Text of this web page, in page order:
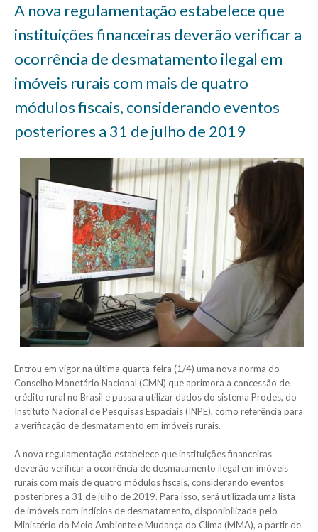
A nova regulamentação estabelece que
instituições financeiras deverão verificar a
ocorrência de desmatamento ilegal em
imóveis rurais com mais de quatro
módulos fiscais, considerando eventos
posteriores a 31 de julho de 2019
Entrou em vigor na última quarta-feira (1/4) uma nova norma do
Conselho Monetário Nacional (CMN) que aprimora a concessão de
crédito rural no Brasil e passa a utilizar dados do sistema Prodes, do
Instituto Nacional de Pesquisas Espaciais (INPE), como referência para
a verificação de desmatamento em imóveis rurais.
A nova regulamentação estabelece que instituições financeiras
deverão verificar a ocorrência de desmatamento ilegal em imóveis
rurais com mais de quatro módulos fiscais, considerando eventos
posteriores a 31 de julho de 2019. Para isso, será utilizada uma lista
de imóveis com indícios de desmatamento, disponibilizada pelo
Ministério do Meio Ambiente e Mudança do Clima (MMA), a partir de